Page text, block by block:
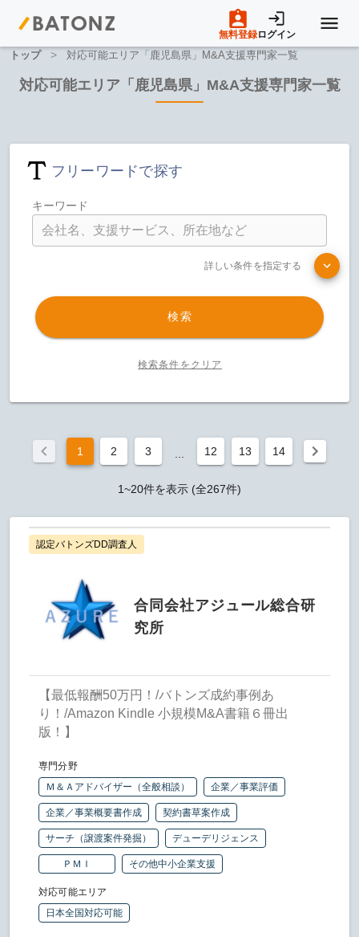
無料登録ログイン
売りたい方へ
買いたい方へ
M&A専門家の方へ
トップ > 対応可能エリア「鹿児島県」M&A支援専門家一覧
対応可能エリア「鹿児島県」M&A支援専門家一覧
フリーワードで探す
キーワード
詳しい条件を指定する
検索
検索条件をクリア
1 2 3 12 13 14
1~20件を表示 (全267件)
認定バトンズDD調査人
合同会社アジュール総合研
究所
【最低報酬50万円！/バトンズ成約事例あ
り！/Amazon Kindle 小規模M&A書籍６冊出
版！】
専門分野
Ｍ＆Ａアドバイザー（全般相談）
企業／事業評価
企業／事業概要書作成 契約書草案作成
サーチ（譲渡案件発掘） デューデリジェンス
ＰＭＩ その他中小企業支援
対応可能エリア
日本全国対応可能